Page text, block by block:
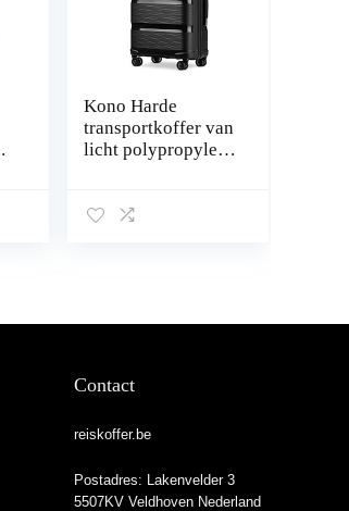
Kono Harde
transportkoffer van
licht polypropyleen
slot
Contact
reiskoffer.be
Postadres: Lakenvelder 3
5507KV Veldhoven Nederland